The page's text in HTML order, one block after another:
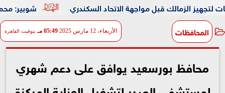
شوبير: محمد شريف كان
المحافظات الأربعاء، 12 مارس 2025 05:49 مـ بتوقيت القاهرة
محافظ بورسعيد يوافق على دعم شهري